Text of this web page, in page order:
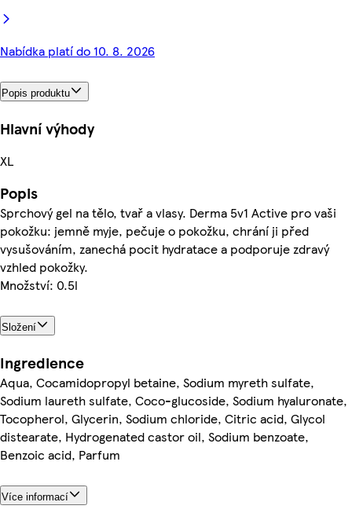
Nabídka platí do 10. 8. 2026
Popis produktu
Hlavní výhody
XL
Popis
Sprchový gel na tělo, tvař a vlasy. Derma 5v1 Active pro vaši
pokožku: jemně myje, pečuje o pokožku, chrání ji před
vysušováním, zanechá pocit hydratace a podporuje zdravý
vzhled pokožky.
Množství: 0.5l
Složení
Ingredience
Aqua, Cocamidopropyl betaine, Sodium myreth sulfate,
Sodium laureth sulfate, Coco-glucoside, Sodium hyaluronate,
Tocopherol, Glycerin, Sodium chloride, Citric acid, Glycol
distearate, Hydrogenated castor oil, Sodium benzoate,
Benzoic acid, Parfum
Více informací